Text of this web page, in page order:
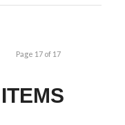
Page 17 of 17